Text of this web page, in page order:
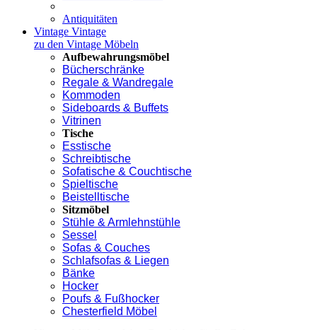
Antiquitäten
Vintage Vintage
zu den Vintage Möbeln
Aufbewahrungsmöbel
Bücherschränke
Regale & Wandregale
Kommoden
Sideboards & Buffets
Vitrinen
Tische
Esstische
Schreibtische
Sofatische & Couchtische
Spieltische
Beistelltische
Sitzmöbel
Stühle & Armlehnstühle
Sessel
Sofas & Couches
Schlafsofas & Liegen
Bänke
Hocker
Poufs & Fußhocker
Chesterfield Möbel